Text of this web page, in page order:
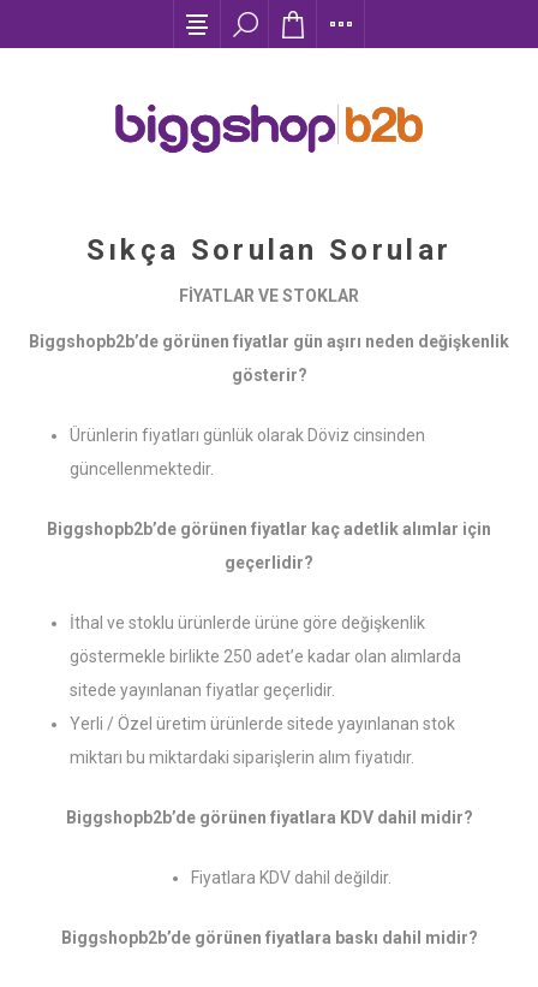
Sıkça Sorulan Sorular
FİYATLAR VE STOKLAR
Biggshopb2b’de görünen fiyatlar gün aşırı neden değişkenlik
gösterir?
Ürünlerin fiyatları günlük olarak Döviz cinsinden
güncellenmektedir.
Biggshopb2b’de görünen fiyatlar kaç adetlik alımlar için
geçerlidir?
İthal ve stoklu ürünlerde ürüne göre değişkenlik
göstermekle birlikte 250 adet’e kadar olan alımlarda
sitede yayınlanan fiyatlar geçerlidir.
Yerli / Özel üretim ürünlerde sitede yayınlanan stok
miktarı bu miktardaki siparişlerin alım fiyatıdır.
Biggshopb2b’de görünen fiyatlara KDV dahil midir?
Fiyatlara KDV dahil değildir.
Biggshopb2b’de görünen fiyatlara baskı dahil midir?